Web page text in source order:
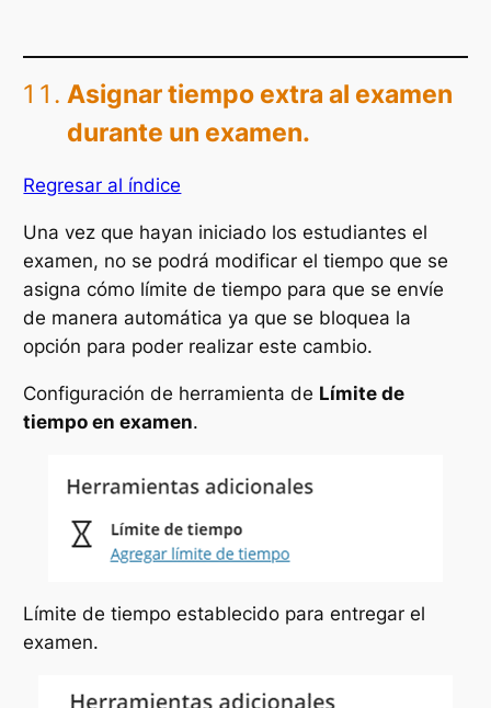
Asignar tiempo extra al examen
durante un examen.
Regresar al índice
Una vez que hayan iniciado los estudiantes el
examen, no se podrá modificar el tiempo que se
asigna cómo límite de tiempo para que se envíe
de manera automática ya que se bloquea la
opción para poder realizar este cambio.
Configuración de herramienta de Límite de
tiempo en examen.
Límite de tiempo establecido para entregar el
examen.